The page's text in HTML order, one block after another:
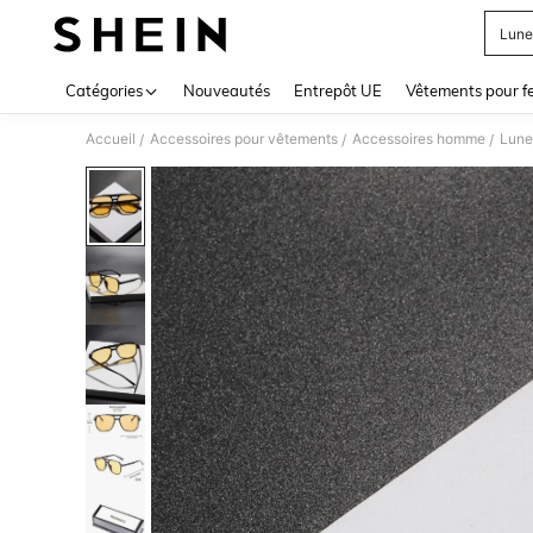
Catégories Nouveautés Entrepôt UE Vêtements pour
Accueil / Accessoires pour vêtements / Accessoires homme /